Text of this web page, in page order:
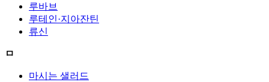
루바브
루테인·지아잔틴
류신
ㅁ
마시는 샐러드